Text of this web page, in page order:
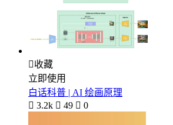
收藏
立即使用
白话科普 | AI 绘画原理
 3.2k  49  0